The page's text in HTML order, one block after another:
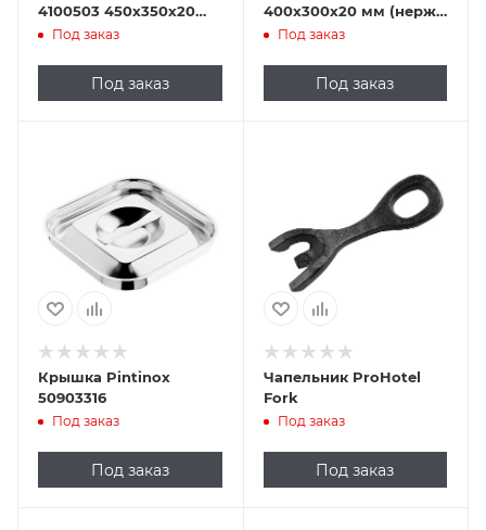
4100503 450х350х20
мм (нерж. сталь)
Под заказ
Под заказ
400х300х20 мм (нерж.
сталь)
Под заказ
Под заказ
Крышка Pintinox
50903316
Под заказ
Под заказ
Чапельник ProHotel
Fork
Под заказ
Под заказ